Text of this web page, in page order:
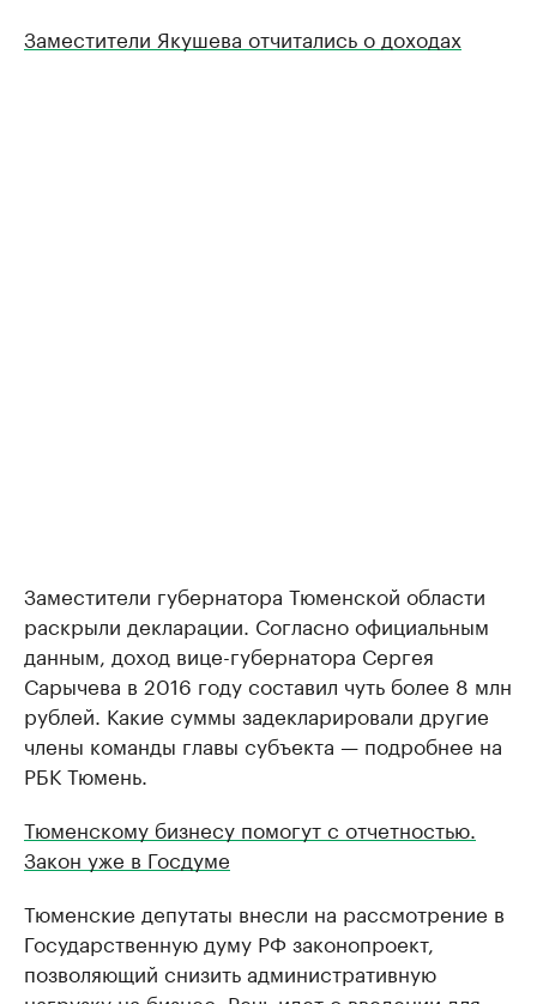
Заместители Якушева отчитались о доходах
Заместители губернатора Тюменской области
раскрыли декларации. Согласно официальным
данным, доход вице-губернатора Сергея
Сарычева в 2016 году составил чуть более 8 млн
рублей. Какие суммы задекларировали другие
члены команды главы субъекта — подробнее на
РБК Тюмень.
Тюменскому бизнесу помогут с отчетностью.
Закон уже в Госдуме
Тюменские депутаты внесли на рассмотрение в
Государственную думу РФ законопроект,
позволяющий снизить административную